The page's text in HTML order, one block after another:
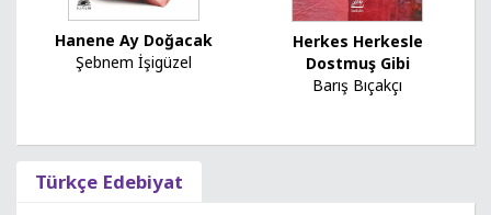
Hanene Ay Doğacak
Şebnem İşigüzel
Herkes Herkesle
Dostmuş Gibi
Barış Bıçakçı
Türkçe Edebiyat